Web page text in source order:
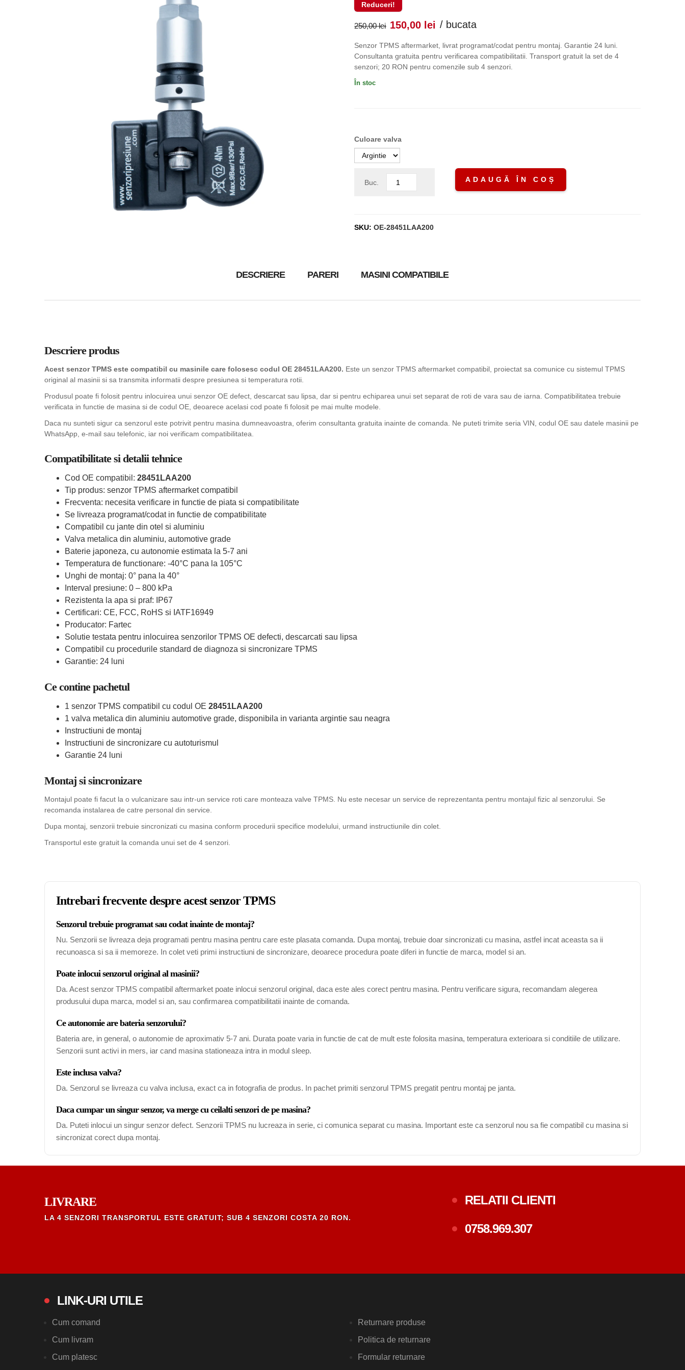
Reduceri!
250,00lei Prețul
inițial
a
150,00 lei Prețul
curent
este:
/ bucata
Senzor TPMS aftermarket, livrat programat/codat pentru montaj. Garantie 24 luni.
Consultanta gratuita pentru verificarea compatibilitatii. Transport gratuit la set de 4
senzori; 20 RON pentru comenzile sub 4 senzori.
În stoc
Culoare valva
Buc. ADAUGĂ ÎN COȘ
SKU:OE-28451LAA200
DESCRIERE PARERI MASINI COMPATIBILE
Descriere produs
Acest senzor TPMS este compatibil cu masinile care folosesc codul OE 28451LAA200. Este un senzor TPMS aftermarket compatibil, proiectat sa comunice cu sistemul TPMS
original al masinii si sa transmita informatii despre presiunea si temperatura rotii.
Produsul poate fi folosit pentru inlocuirea unui senzor OE defect, descarcat sau lipsa, dar si pentru echiparea unui set separat de roti de vara sau de iarna. Compatibilitatea trebuie
verificata in functie de masina si de codul OE, deoarece acelasi cod poate fi folosit pe mai multe modele.
Daca nu sunteti sigur ca senzorul este potrivit pentru masina dumneavoastra, oferim consultanta gratuita inainte de comanda. Ne puteti trimite seria VIN, codul OE sau datele masinii pe
WhatsApp, e-mail sau telefonic, iar noi verificam compatibilitatea.
Compatibilitate si detalii tehnice
Cod OE compatibil: 28451LAA200
Tip produs: senzor TPMS aftermarket compatibil
Frecventa: necesita verificare in functie de piata si compatibilitate
Se livreaza programat/codat in functie de compatibilitate
Compatibil cu jante din otel si aluminiu
Valva metalica din aluminiu, automotive grade
Baterie japoneza, cu autonomie estimata la 5-7 ani
Temperatura de functionare: -40°C pana la 105°C
Unghi de montaj: 0° pana la 40°
Interval presiune: 0 – 800 kPa
Rezistenta la apa si praf: IP67
Certificari: CE, FCC, RoHS si IATF16949
Producator: Fartec
Solutie testata pentru inlocuirea senzorilor TPMS OE defecti, descarcati sau lipsa
Compatibil cu procedurile standard de diagnoza si sincronizare TPMS
Garantie: 24 luni
Ce contine pachetul
1 senzor TPMS compatibil cu codul OE 28451LAA200
1 valva metalica din aluminiu automotive grade, disponibila in varianta argintie sau neagra
Instructiuni de montaj
Instructiuni de sincronizare cu autoturismul
Garantie 24 luni
Montaj si sincronizare
Montajul poate fi facut la o vulcanizare sau intr-un service roti care monteaza valve TPMS. Nu este necesar un service de reprezentanta pentru montajul fizic al senzorului. Se
recomanda instalarea de catre personal din service.
Dupa montaj, senzorii trebuie sincronizati cu masina conform procedurii specifice modelului, urmand instructiunile din colet.
Transportul este gratuit la comanda unui set de 4 senzori.
Intrebari frecvente despre acest senzor TPMS
Senzorul trebuie programat sau codat inainte de montaj?
Nu. Senzorii se livreaza deja programati pentru masina pentru care este plasata comanda. Dupa montaj, trebuie doar sincronizati cu masina, astfel incat aceasta sa ii
recunoasca si sa ii memoreze. In colet veti primi instructiuni de sincronizare, deoarece procedura poate diferi in functie de marca, model si an.
Poate inlocui senzorul original al masinii?
Da. Acest senzor TPMS compatibil aftermarket poate inlocui senzorul original, daca este ales corect pentru masina. Pentru verificare sigura, recomandam alegerea
produsului dupa marca, model si an, sau confirmarea compatibilitatii inainte de comanda.
Ce autonomie are bateria senzorului?
Bateria are, in general, o autonomie de aproximativ 5-7 ani. Durata poate varia in functie de cat de mult este folosita masina, temperatura exterioara si conditiile de utilizare.
Senzorii sunt activi in mers, iar cand masina stationeaza intra in modul sleep.
Este inclusa valva?
Da. Senzorul se livreaza cu valva inclusa, exact ca in fotografia de produs. In pachet primiti senzorul TPMS pregatit pentru montaj pe janta.
Daca cumpar un singur senzor, va merge cu ceilalti senzori de pe masina?
Da. Puteti inlocui un singur senzor defect. Senzorii TPMS nu lucreaza in serie, ci comunica separat cu masina. Important este ca senzorul nou sa fie compatibil cu masina si
sincronizat corect dupa montaj.
LIVRARE
LA 4 SENZORI TRANSPORTUL ESTE GRATUIT; SUB 4 SENZORI COSTA 20 RON.
RELATII CLIENTI
0758.969.307
LINK-URI UTILE
Cum comand
Cum livram
Cum platesc
Returnare produse
Politica de returnare
Formular returnare